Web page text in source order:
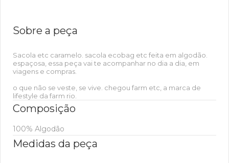
Sobre a peça
Sacola etc caramelo. sacola ecobag etc feita em algodão.
espaçosa, essa peça vai te acompanhar no dia a dia, em
viagens e compras.
o que não se veste, se vive. chegou farm etc, a marca de
lifestyle da farm rio.
Composição
100% Algodão
Medidas da peça